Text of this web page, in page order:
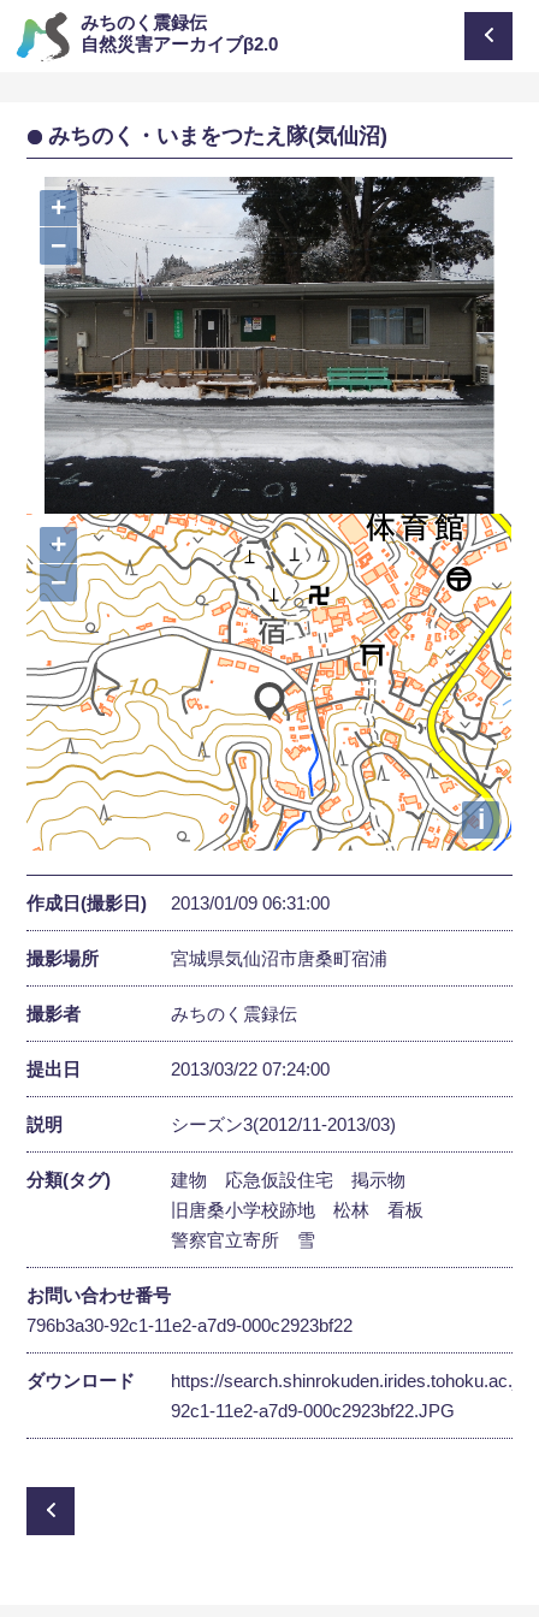
みちのく震録伝
自然災害アーカイブβ2.0
みちのく・いまをつたえ隊(気仙沼)
+
−
+
−
i
作成日(撮影日) 2013/01/09 06:31:00
撮影場所 宮城県気仙沼市唐桑町宿浦
撮影者 みちのく震録伝
提出日 2013/03/22 07:24:00
説明 シーズン3(2012/11-2013/03)
分類(タグ) 建物 応急仮設住宅
掲示物
旧唐桑小学校跡地
松林
看板
警察官立寄所
雪
お問い合わせ番号
796b3a30-92c1-11e2-a7d9-000c2923bf22
ダウンロード
https://
92c1-11e2-a7d9-000c2923bf22.JPG